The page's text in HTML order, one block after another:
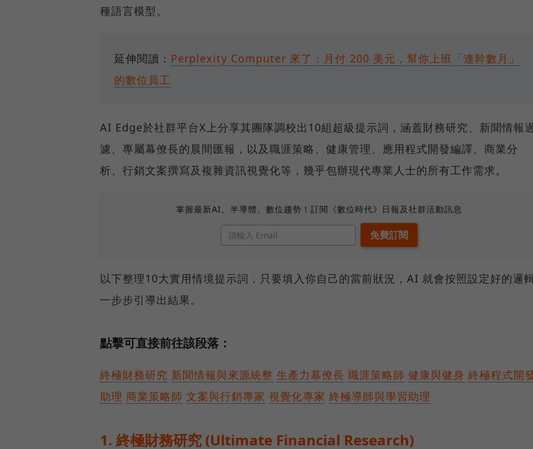
種語言模型。
延伸閱讀： Perplexity Computer 來了：月付 200 美元，幫你上班「連幹數月」
的數位員工
AI Edge於社群平台X上分享其團隊調校出10組超級提示詞，涵蓋財務研究、新聞情報
濾、專屬幕僚長的晨間匯報，以及職涯策略、健康管理、應用程式開發編譯、商業分
析、行銷文案撰寫及複雜資訊視覺化等，幾乎包辦現代專業人士的所有工作需求。
掌握最新AI、半導體、數位趨勢！訂閱《數位時代》日報及社群活動訊息
以下整理10大實用情境提示詞，只要填入你自己的當前狀況，AI 就會按照設定好的邏
一步步引導出結果。
點擊可直接前往該段落：
終極財務研究 新聞情報與來源統整 生產力幕僚長 職涯策略師 健康與健身 終極程式開
助理 商業策略師 文案與行銷專家 視覺化專家 終極導師與學習助理
1. 終極財務研究 (Ultimate Financial Research)